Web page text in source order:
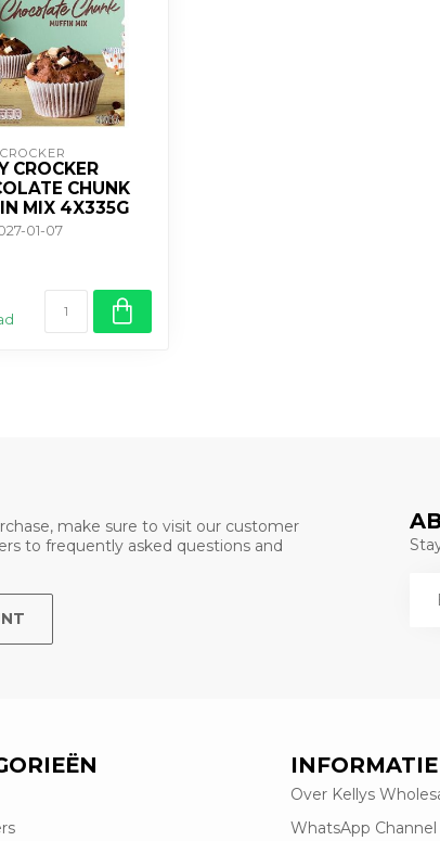
CROCKER
CHUNK
MIX 4X335G
01-07
make sure to visit our customer
to frequently asked questions and
INFORMATIE
Over Kellys
WhatsApp Channel